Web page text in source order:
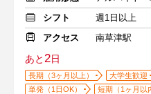
シフト
週1日以上
アクセス
南草津駅
あと2日
長期（3ヶ月以上） 大学生歓迎
単発（1日OK）
短期（1ヶ月以